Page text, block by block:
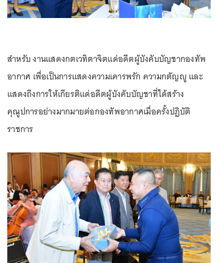
สำหรับ งานแสดงกตเวทิตาจิตแด่อดีตผู้บังคับบัญชากองทัพ
อากาศ เพื่อเป็นการแสดงความเคารพรัก ความกตัญญู และ
แสดงถึงการให้เกียรติแด่อดีตผู้บังคับบัญชาที่ได้สร้าง
คุณูปการอย่างมากมายต่อกองทัพอากาศเมื่อครั้งปฏิบัติ
ราชการ